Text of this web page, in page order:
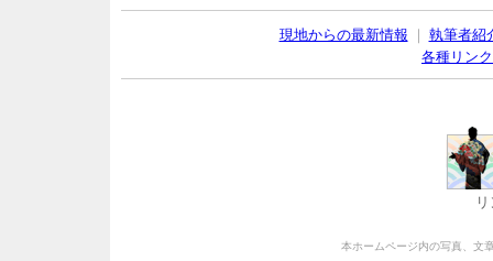
現地からの最新情報
執筆者紹
各種リンク
本ホームページ内の写真、文